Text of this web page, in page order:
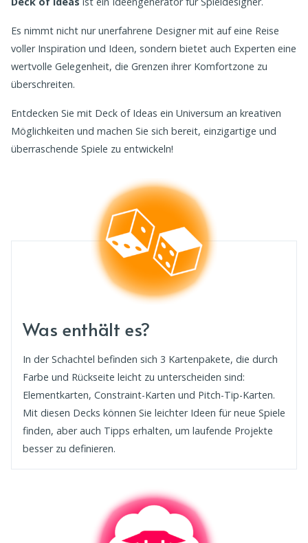
Es nimmt nicht nur unerfahrene Designer mit auf eine Reise
voller Inspiration und Ideen, sondern bietet auch Experten eine
wertvolle Gelegenheit, die Grenzen ihrer Komfortzone zu
überschreiten.
Entdecken Sie mit Deck of Ideas ein Universum an kreativen
Möglichkeiten und machen Sie sich bereit, einzigartige und
überraschende Spiele zu entwickeln!
Was enthält es?
In der Schachtel befinden sich 3 Kartenpakete, die durch
Farbe und Rückseite leicht zu unterscheiden sind:
Elementkarten, Constraint-Karten und Pitch-Tip-Karten.
Mit diesen Decks können Sie leichter Ideen für neue Spiele
finden, aber auch Tipps erhalten, um laufende Projekte
besser zu definieren.